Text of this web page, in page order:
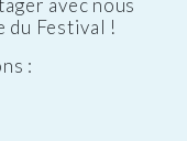
du Festival !
: